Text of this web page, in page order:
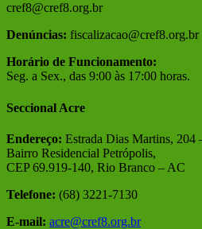
cref8@cref8.org.br
Denúncias: fiscalizacao@cref8.org.br
Horário de Funcionamento:
Seg. a Sex., das 9:00 às 17:00 horas.
Seccional Acre
Endereço: Estrada Dias Martins, 204
Bairro Residencial Petrópolis,
CEP 69.919-140, Rio Branco – AC
Telefone: (68) 3221-7130
E-mail: acre@cref8.org.br